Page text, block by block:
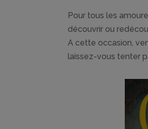
Pour tous les
découvrir ou
A cette occasion,
laissez-vous tenter